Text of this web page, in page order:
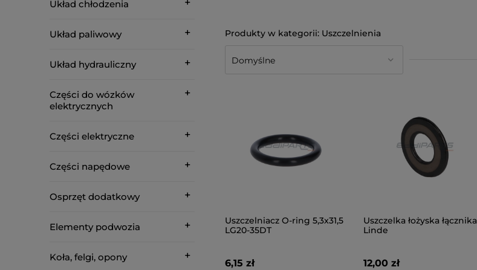
Układ chłodzenia
Układ paliwowy
Układ hydrauliczny
Części do wózków
elektrycznych
Części elektryczne
Części napędowe
Osprzęt dodatkowy
Elementy podwozia
Koła, felgi, opony
Uszczelnienia
Uszczelniacz O-ring 5,3x31,5
LG20-35DT
6,15 zł
Uszczelka łożyska łącznika
Linde
12,00 zł